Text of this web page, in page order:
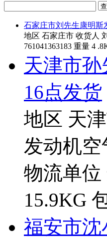
石家庄市刘先生康明斯
地区 石家庄市 收货人
761041363183 重量 4
天津市
16点发货
地区 天
发动机空
物流单
15.9KG
福安市沈